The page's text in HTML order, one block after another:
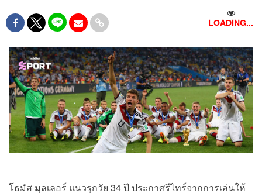
LOADING...
โธมัส มุลเลอร์ แนวรุกวัย 34 ปี ประกาศรีไทร์จากการเล่นให้